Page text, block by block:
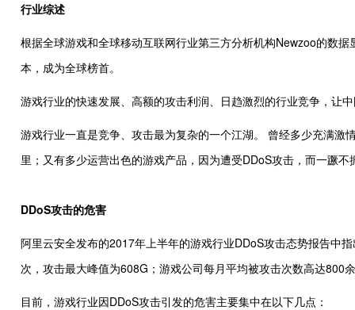
行业综述
根据全球游戏和全球移动互联网行业第三方分析机构Newzoo的数
本，成为全球榜首。
游戏行业的快速发展、高额的攻击利润、日趋激烈的行业竞争，让
游戏行业一直是竞争、攻击最为复杂的一个江湖。 曾经多少充满
里；又有多少运营出色的游戏产品，因为遭受DDoS攻击，而一蹶不
DDoS攻击的危害
阿里云安全发布的2017年上半年的游戏行业DDoS攻击态势报告中
次，攻击最大峰值为608G；游戏公司每月平均被攻击次数高达800
目前，游戏行业因DDoS攻击引发的危害主要集中在以下几点：